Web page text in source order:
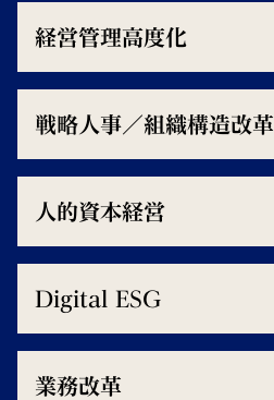
経営管理高度化
戦略人事／組織構造改革
人的資本経営
Digital ESG
業務改革